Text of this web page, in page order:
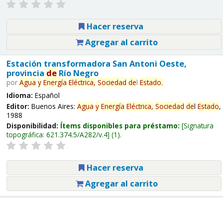
Hacer reserva
Agregar al carrito
Estación transformadora San Antoni Oeste,
provincia deRío Negro
por Agua y Energía Eléctrica, Sociedad del Estado.
Idioma: Español
Editor: Buenos Aires: Agua y Energía Eléctrica, Sociedad del Estado,
1988
Disponibilidad: Ítems disponibles para préstamo: Signatura
topográfica: 621.374.5/A282/v.4 (1).
Hacer reserva
Agregar al carrito